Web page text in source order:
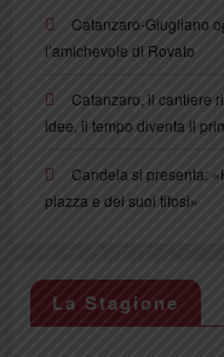
Catanzaro-Giugliano
l’amichevole di Rovato
Catanzaro, il cantiere
idee, il tempo diventa il
Candela si presenta:
piazza e dei suoi tifosi»
La Stagione